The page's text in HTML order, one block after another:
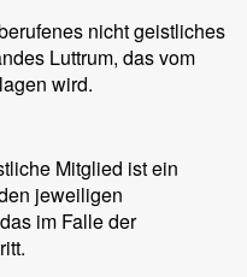
nicht geistliches
Luttrum, das vom
wird.
Mitglied ist ein
jeweiligen
im Falle der